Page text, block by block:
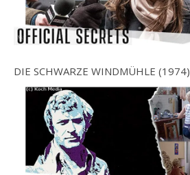
DIE SCHWARZE WINDMÜHLE (1974)